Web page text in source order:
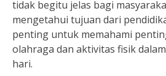
tidak begitu jelas bagi
mengetahui tujuan dari
penting untuk memahami
olahraga dan aktivitas fisik
hari.